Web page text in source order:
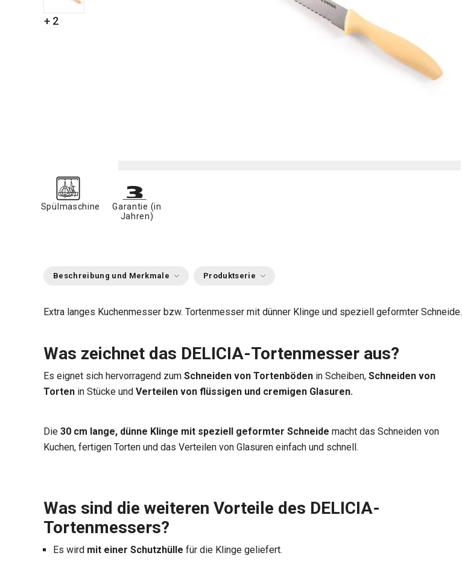
+ 2
Spülmaschine
Garantie (in
Jahren)
Beschreibung und Merkmale Produktserie
Extra langes Kuchenmesser bzw. Tortenmesser mit dünner Klinge und speziell geformter Schneide.
Was zeichnet das DELICIA-Tortenmesser aus?
Es eignet sich hervorragend zum Schneiden von Tortenböden in Scheiben, Schneiden von
Torten in Stücke und Verteilen von flüssigen und cremigen Glasuren.
Die 30 cm lange, dünne Klinge mit speziell geformter Schneide macht das Schneiden von
Kuchen, fertigen Torten und das Verteilen von Glasuren einfach und schnell.
Was sind die weiteren Vorteile des DELICIA-
Tortenmessers?
Es wird mit einer Schutzhülle für die Klinge geliefert.